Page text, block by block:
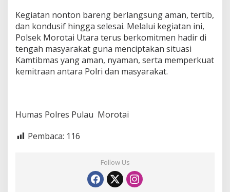
i
b
m
a
s
Kegiatan nonton bareng berlangsung aman, tertib,
dan kondusif hingga selesai. Melalui kegiatan ini,
Polsek Morotai Utara terus berkomitmen hadir di
tengah masyarakat guna menciptakan situasi
Kamtibmas yang aman, nyaman, serta memperkuat
kemitraan antara Polri dan masyarakat.
Humas Polres Pulau Morotai
Pembaca: 116
Follow Us